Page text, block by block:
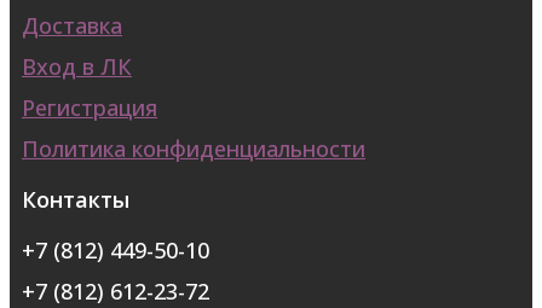
Доставка
Вход в ЛК
Регистрация
Политика конфиденциальности
Контакты
+7 (812) 449-50-10
+7 (812) 612-23-72